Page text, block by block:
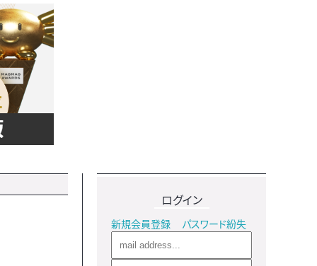
ログイン
新規会員登録 パスワード紛失